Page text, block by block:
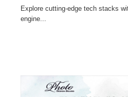
Explore cutting-edge tech stacks
engine...